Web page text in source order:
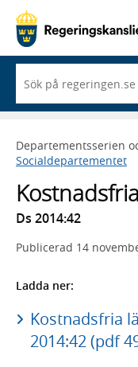
du
börjar
skriva
framträder
en
med
sökförslag
Departementsserien
Socialdepartementet
Ds 2014:42
Publicerad 14
Ladda ner:
Kostnadsfria
2014:42 (pdf